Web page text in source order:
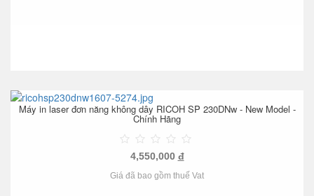
Máy in laser đơn năng không dây RICOH SP 230DNw - New Model -
Chính Hãng
4,550,000 đ
Giá đã bao gồm thuế Vat